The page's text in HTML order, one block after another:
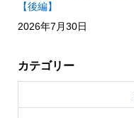
【後編】
2026年7月30日
カテゴリー